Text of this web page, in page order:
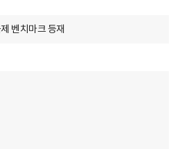
벤치마크 등재